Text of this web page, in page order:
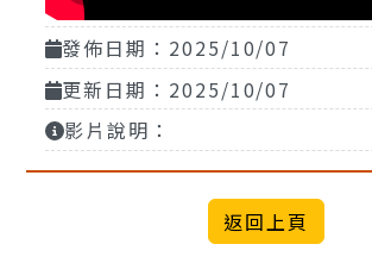
發佈日期：2025/10/07
更新日期：2025/10/07
影片說明：